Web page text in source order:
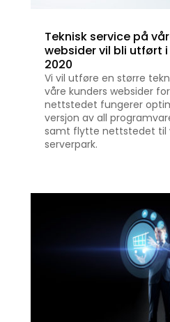
Teknisk service på
websider vil bli utført
2020
Vi vil utføre en større
våre kunders websider
nettstedet fungerer
versjon av all
samt flytte nettstedet til
serverpark.